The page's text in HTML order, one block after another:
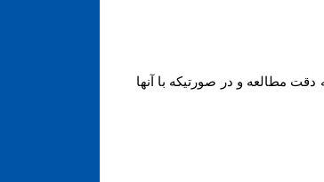
مطالعه و در صورتیکه با آنها